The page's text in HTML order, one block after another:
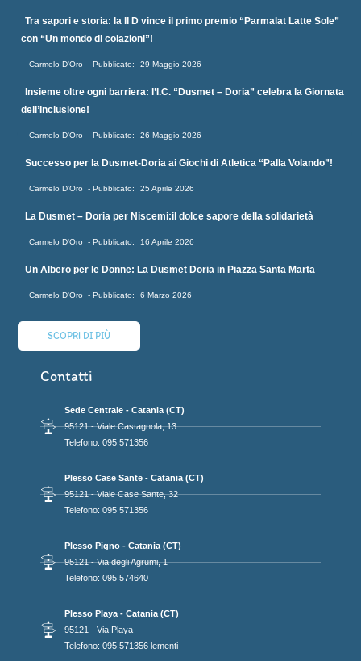
Tra sapori e storia: la II D vince il primo premio “Parmalat Latte Sole”
con “Un mondo di colazioni”!
Carmelo D'Oro 29 Maggio 2026
Insieme oltre ogni barriera: l’I.C. “Dusmet – Doria” celebra la Giornata
dell’Inclusione!
Carmelo D'Oro 26 Maggio 2026
Successo per la Dusmet-Doria ai Giochi di Atletica “Palla Volando”!
Carmelo D'Oro 25 Aprile 2026
La Dusmet – Doria per Niscemi:il dolce sapore della solidarietà
Carmelo D'Oro 16 Aprile 2026
Un Albero per le Donne: La Dusmet Doria in Piazza Santa Marta
Carmelo D'Oro 6 Marzo 2026
SCOPRI DI PIÙ
Contatti
Sede Centrale - Catania (CT)
95121 - Viale Castagnola, 13
Telefono: 095 571356
Plesso Case Sante - Catania (CT)
95121 - Viale Case Sante, 32
Telefono: 095 571356
Plesso Pigno - Catania (CT)
95121 - Via degli Agrumi, 1
Telefono: 095 574640
Plesso Playa - Catania (CT)
95121 - Via Playa
Telefono: 095 571356 lementi